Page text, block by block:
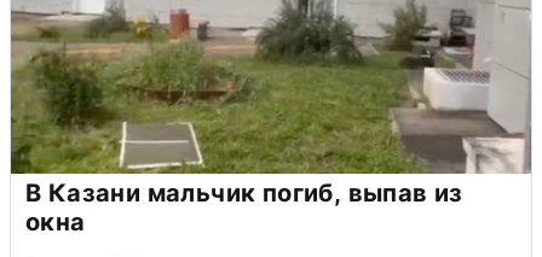
В Казани мальчик погиб, выпав из
окна